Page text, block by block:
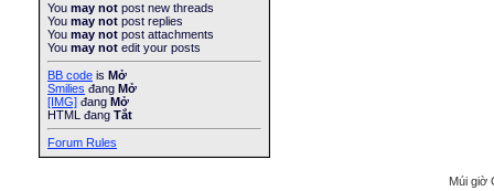
You may not post new threads
You may not post replies
You may not post attachments
You may not edit your posts
BB code is Mở
Smilies đang Mở
[IMG] đang Mở
HTML đang Tắt
Forum Rules
Múi giờ